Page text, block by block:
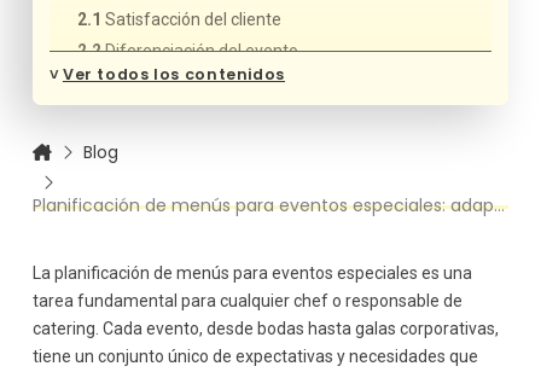
Satisfacción del cliente
Diferenciación del evento
Consideración de restricciones dietéticas
Entender el tipo de evento y el presupuesto
Selección de ingredientes y proveedores
Considerar la logística de servicio
Presentación y estética
˅Ver todos los contenidos
Blog
Planificación de menús para eventos especiales: adaptándose a las necesidades del cliente
La planificación de menús para eventos especiales es una
tarea fundamental para cualquier chef o responsable de
catering. Cada evento, desde bodas hasta galas corporativas,
tiene un conjunto único de expectativas y necesidades que